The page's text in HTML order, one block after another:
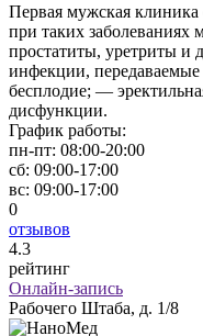
Первая мужская
при таких
простатиты, уретриты и
инфекции,
бесплодие; —
дисфункции.
График работы:
пн-пт: 08:00-20:00
сб: 09:00-17:00
вс: 09:00-17:00
0
отзывов
4.3
рейтинг
Онлайн-запись
Рабочего Штаба, д. 1/8